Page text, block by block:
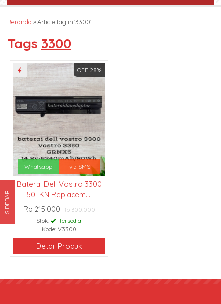
Beranda »Article tag in '3300'
Tags 3300
OFF 28%
Whatsapp via SMS
Baterai Dell Vostro 3300
50TKN Replacem....
Rp 215.000Rp 300.000
Stok:
Tersedia
Kode: V3300
Detail Produk
SIDEBAR